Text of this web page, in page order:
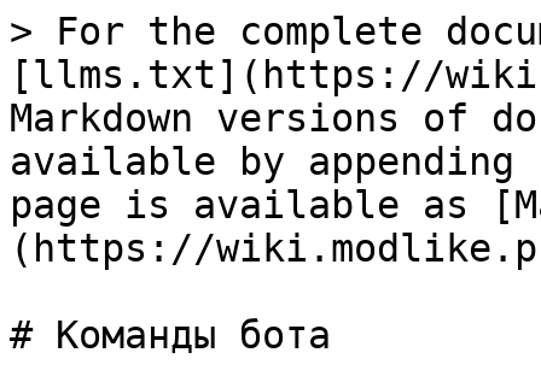
> For the complete
[llms.txt](https://
Markdown versions of
available by
page is available as
(https://
# Команды бота